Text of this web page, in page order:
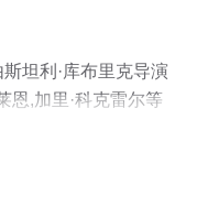
坦利·库布里克导演
恩,加里·科克雷尔等
看高清无删减完整